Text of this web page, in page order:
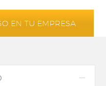
EN TU EMPRESA